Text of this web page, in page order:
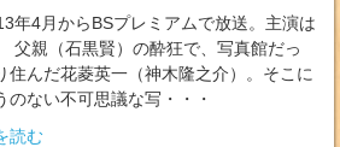
年4月からBSプレミアムで放送。主演は
父親（石黒賢）の酔狂で、写真館だっ
住んだ花菱英一（神木隆之介）。そこに
ない不可思議な写・・・
読む